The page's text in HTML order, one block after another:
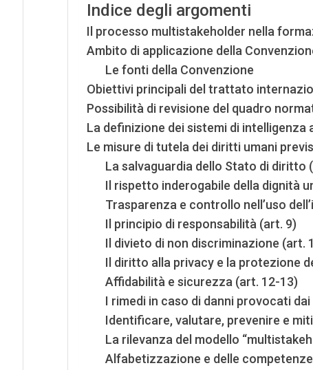
Indice degli argomenti
Il processo multistakeholder nella
Ambito di applicazione della
Le fonti della Convenzione
Obiettivi principali del trattato
Possibilità di revisione del quadro
La definizione dei sistemi di intelligenza
Le misure di tutela dei diritti umani
La salvaguardia dello Stato di diritto
Il rispetto inderogabile della dignità
Trasparenza e controllo nell’uso
Il principio di responsabilità (art. 9)
Il divieto di non discriminazione (art.
Il diritto alla privacy e la protezione
Affidabilità e sicurezza (art. 12-13)
I rimedi in caso di danni provocati
Identificare, valutare, prevenire e
La rilevanza del modello
Alfabetizzazione e delle